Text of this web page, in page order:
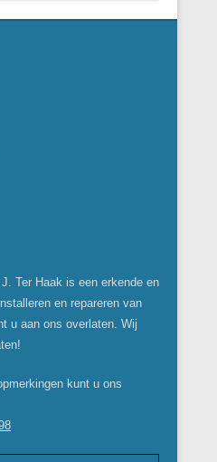
Ter Haak is een erkende en
en repareren van
u aan ons overlaten. Wij
kunt u ons